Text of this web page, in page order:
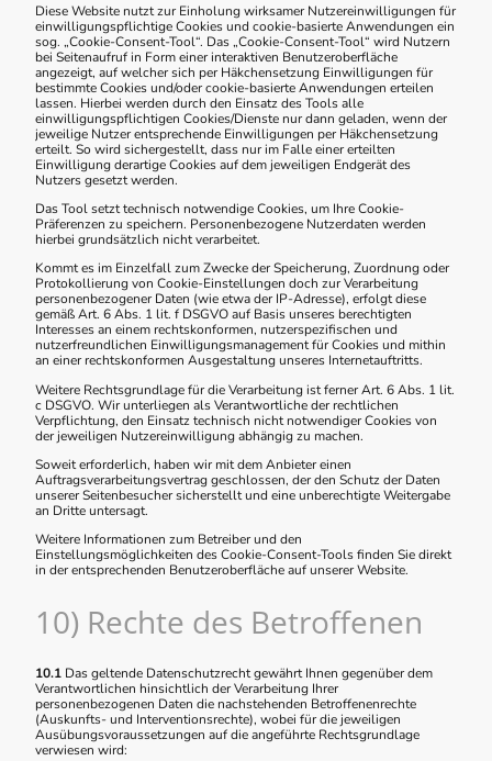
Diese Website nutzt zur Einholung wirksamer Nutzereinwilligungen für
einwilligungspflichtige Cookies und cookie-basierte Anwendungen ein
sog. „Cookie-Consent-Tool“. Das „Cookie-Consent-Tool“ wird Nutzern
bei Seitenaufruf in Form einer interaktiven Benutzeroberfläche
angezeigt, auf welcher sich per Häkchensetzung Einwilligungen für
bestimmte Cookies und/oder cookie-basierte Anwendungen erteilen
lassen. Hierbei werden durch den Einsatz des Tools alle
einwilligungspflichtigen Cookies/Dienste nur dann geladen, wenn der
jeweilige Nutzer entsprechende Einwilligungen per Häkchensetzung
erteilt. So wird sichergestellt, dass nur im Falle einer erteilten
Einwilligung derartige Cookies auf dem jeweiligen Endgerät des
Nutzers gesetzt werden.
Das Tool setzt technisch notwendige Cookies, um Ihre Cookie-
Präferenzen zu speichern. Personenbezogene Nutzerdaten werden
hierbei grundsätzlich nicht verarbeitet.
Kommt es im Einzelfall zum Zwecke der Speicherung, Zuordnung oder
Protokollierung von Cookie-Einstellungen doch zur Verarbeitung
personenbezogener Daten (wie etwa der IP-Adresse), erfolgt diese
gemäß Art. 6 Abs. 1 lit. f DSGVO auf Basis unseres berechtigten
Interesses an einem rechtskonformen, nutzerspezifischen und
nutzerfreundlichen Einwilligungsmanagement für Cookies und mithin
an einer rechtskonformen Ausgestaltung unseres Internetauftritts.
Weitere Rechtsgrundlage für die Verarbeitung ist ferner Art. 6 Abs. 1 lit.
c DSGVO. Wir unterliegen als Verantwortliche der rechtlichen
Verpflichtung, den Einsatz technisch nicht notwendiger Cookies von
der jeweiligen Nutzereinwilligung abhängig zu machen.
Soweit erforderlich, haben wir mit dem Anbieter einen
Auftragsverarbeitungsvertrag geschlossen, der den Schutz der Daten
unserer Seitenbesucher sicherstellt und eine unberechtigte Weitergabe
an Dritte untersagt.
Weitere Informationen zum Betreiber und den
Einstellungsmöglichkeiten des Cookie-Consent-Tools finden Sie direkt
in der entsprechenden Benutzeroberfläche auf unserer Website.
10) Rechte des Betroffenen
10.1 Das geltende Datenschutzrecht gewährt Ihnen gegenüber dem
Verantwortlichen hinsichtlich der Verarbeitung Ihrer
personenbezogenen Daten die nachstehenden Betroffenenrechte
(Auskunfts- und Interventionsrechte), wobei für die jeweiligen
Ausübungsvoraussetzungen auf die angeführte Rechtsgrundlage
verwiesen wird: